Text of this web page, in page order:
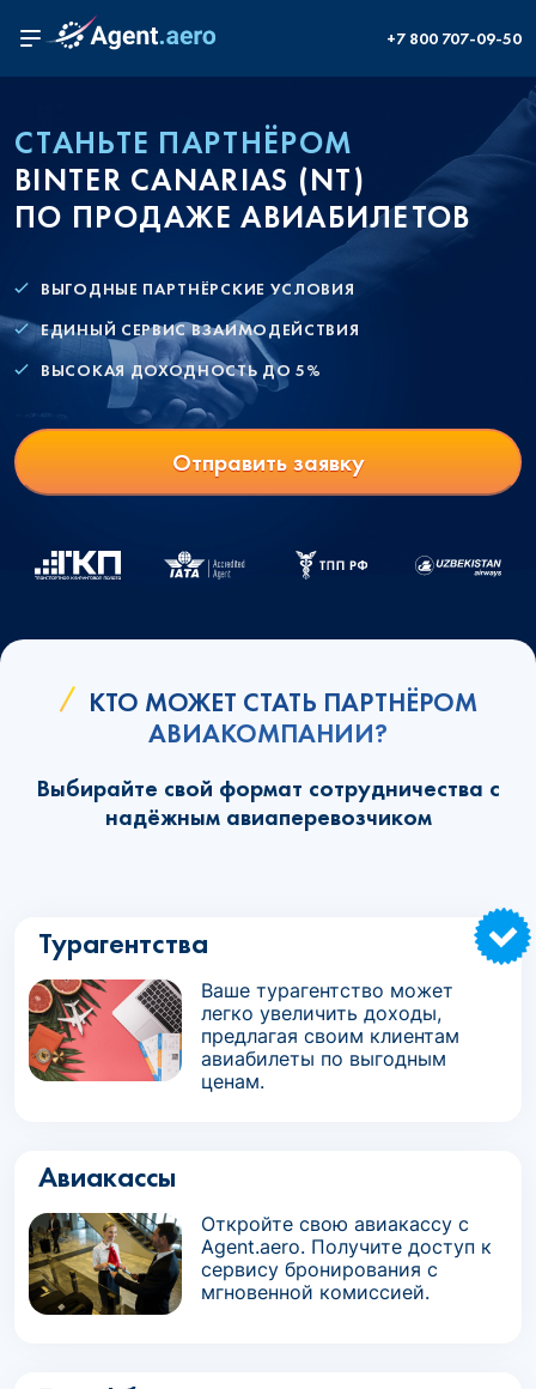
+7 800 707-09-50
СТАНЬТЕ ПАРТНЁРОМ
BINTER CANARIAS (NT)
ПО ПРОДАЖЕ АВИАБИЛЕТОВ
ВЫГОДНЫЕ ПАРТНЁРСКИЕ УСЛОВИЯ
ЕДИНЫЙ СЕРВИС ВЗАИМОДЕЙСТВИЯ
ВЫСОКАЯ ДОХОДНОСТЬ ДО 5%
Отправить заявку
КТО МОЖЕТ СТАТЬ ПАРТНЁРОМ
АВИАКОМПАНИИ?
Выбирайте свой формат сотрудничества с
надёжным авиаперевозчиком
Турагентства
Ваше турагентство может
легко увеличить доходы,
предлагая своим клиентам
авиабилеты по выгодным
ценам.
Авиакассы
Откройте свою авиакассу с
Agent.aero. Получите доступ к
сервису бронирования с
мгновенной комиссией.